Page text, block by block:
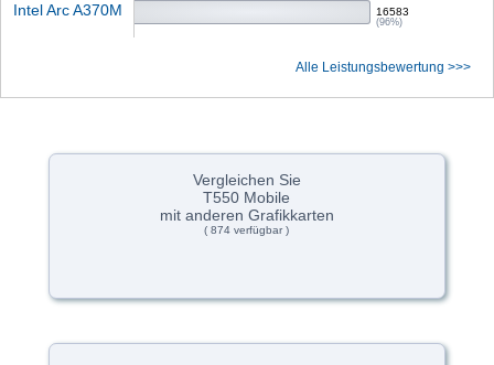
Intel Arc A370M 16583
(96%)
Alle Leistungsbewertung >>>
Vergleichen Sie
T550 Mobile
mit anderen Grafikkarten
( 874 verfügbar )